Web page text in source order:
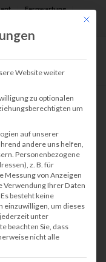
Fernwartung
Mit
Website weiter
zu optionalen
um
auf unserer
andere uns helfen,
Personenbezogene
z. B. für
Messung von Anzeigen
Ihrer Daten
Es besteht keine
einzuwilligen, um dieses
unter
beachten Sie, dass
nicht alle